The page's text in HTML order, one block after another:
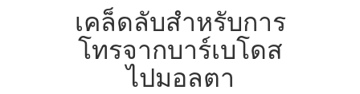
เคล็ดลับสำหรับการ
โทรจากบาร์เบโดส
ไปมอลตา